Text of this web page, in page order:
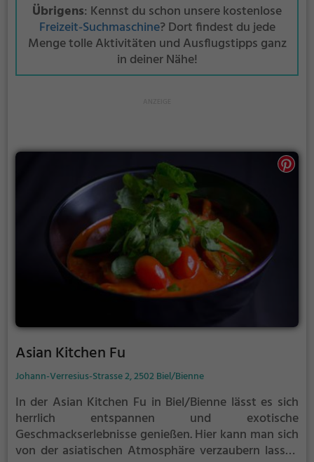
Übrigens: Kennst du schon unsere kostenlose
Freizeit-Suchmaschine? Dort findest du jede
Menge tolle Aktivitäten und Ausflugstipps ganz
in deiner Nähe!
Asian Kitchen Fu
Johann-Verresius-Strasse 2, 2502 Biel/Bienne
In der Asian Kitchen Fu in Biel/Bienne lässt es sich
herrlich entspannen und exotische
Geschmackserlebnisse genießen. Hier kann man sich
von der asiatischen Atmosphäre verzaubern lassen